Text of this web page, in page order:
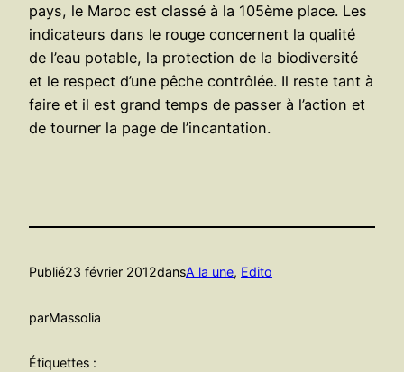
pays, le Maroc est classé à la 105ème place. Les
indicateurs dans le rouge concernent la qualité
de l’eau potable, la protection de la biodiversité
et le respect d’une pêche contrôlée. Il reste tant à
faire et il est grand temps de passer à l’action et
de tourner la page de l’incantation.
Publié23 février 2012dansA la une, Edito
parMassolia
Étiquettes :